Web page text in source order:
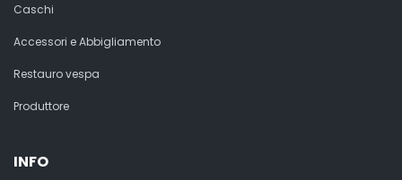
Caschi
Accessori e Abbigliamento
Restauro vespa
Produttore
INFO